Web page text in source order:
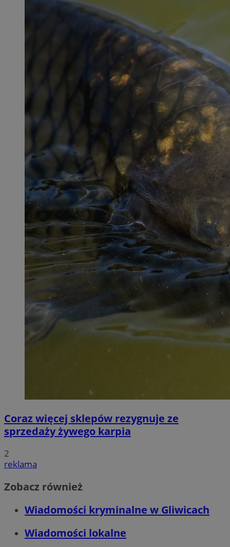
Coraz więcej sklepów rezygnuje ze
sprzedaży żywego karpia
2
reklama
Zobacz również
Wiadomości kryminalne w Gliwicach
Wiadomości lokalne